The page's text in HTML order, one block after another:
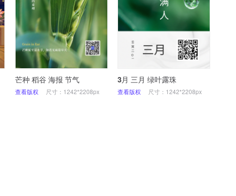
芒种 稻谷 海报 节气
查看版权 尺寸：1242*2208px
3月 三月 绿叶露珠
查看版权 尺寸：1242*2208px